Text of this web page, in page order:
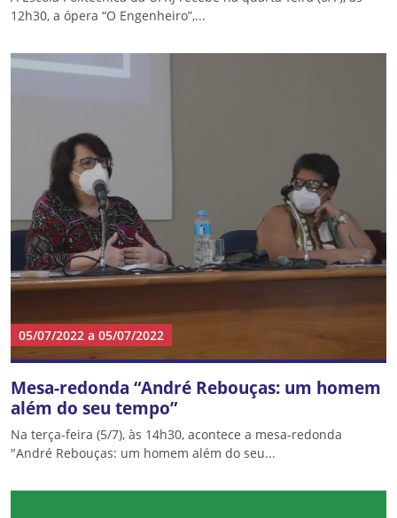
12h30, a ópera “O Engenheiro”,...
05/07/2022 a 05/07/2022
Mesa-redonda “André Rebouças: um homem
além do seu tempo”
Na terça-feira (5/7), às 14h30, acontece a mesa-redonda
"André Rebouças: um homem além do seu...